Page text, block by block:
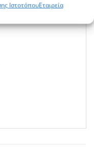
ΙστοτόπουΕταιρεία